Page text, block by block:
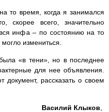
то время, когда я занимался
скорее всего, значительно
инфа – по состоянию на то
измениться.
«в тени», но в последнее
для нее объявления.
документ, рассказать о своем
Василий Клыков